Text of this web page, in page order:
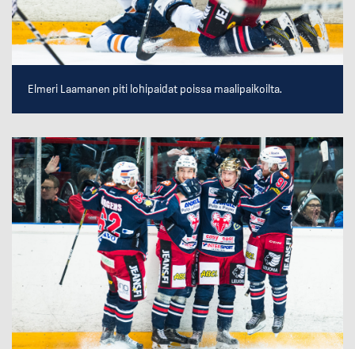
Elmeri Laamanen piti lohipaidat poissa maalipaikoilta.